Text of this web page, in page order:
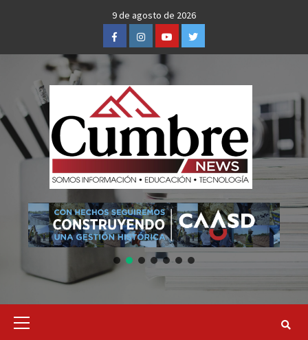
9 de agosto de 2026
FacebookInstagramYoutubeTwitter
Primary